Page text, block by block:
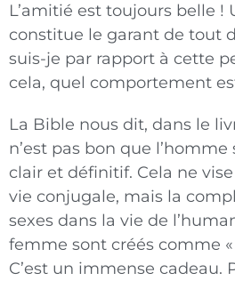
L’amitié est toujours belle
constitue le garant de tout
suis-je par rapport à cette
cela, quel comportement
La Bible nous dit, dans le
n’est pas bon que l’homme
clair et défi­nitif. Cela ne
vie conjugale, mais la
sexes dans la vie de
femme sont créés comme «
C’est un immense cadeau.